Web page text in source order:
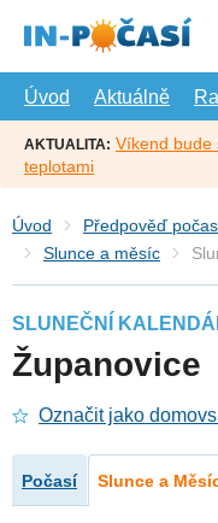
hlavní
Úvod
Aktuálně
AKTUALITA: Víkend bude
teplotami
Úvod Předpověď
Slunce a měsíc
SLUNEČNÍ
Županovice
Označit jako
Počasí Slunce a